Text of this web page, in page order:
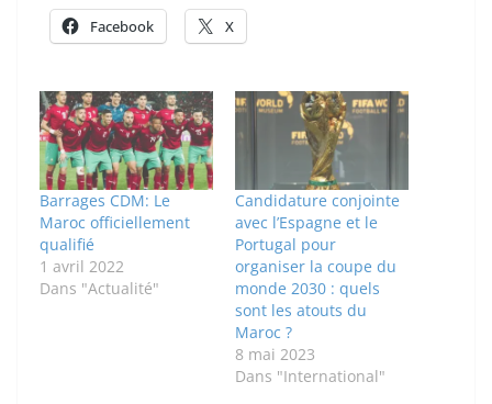
Facebook X
Barrages CDM: Le
Maroc officiellement
qualifié
1 avril 2022
Dans "Actualité"
Candidature conjointe
avec l’Espagne et le
Portugal pour
organiser la coupe du
monde 2030 : quels
sont les atouts du
Maroc ?
8 mai 2023
Dans "International"